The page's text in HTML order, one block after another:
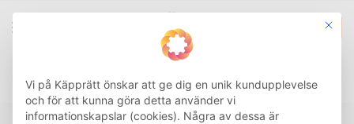
0
This
Vi på Käpprätt önskar att ge dig en unik kundupplevelse
och för att kunna göra detta använder vi
informationskapslar (cookies). Några av dessa är